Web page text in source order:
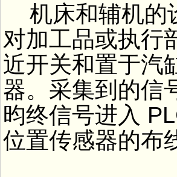
机床和辅机的
对加工品或执行
近开关和置于汽
器。采集到的信
昀终信号进入
位置传感器的布